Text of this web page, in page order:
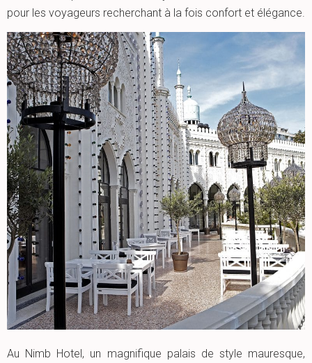
pour les voyageurs recherchant à la fois confort et élégance.
Au Nimb Hotel, un magnifique palais de style mauresque,